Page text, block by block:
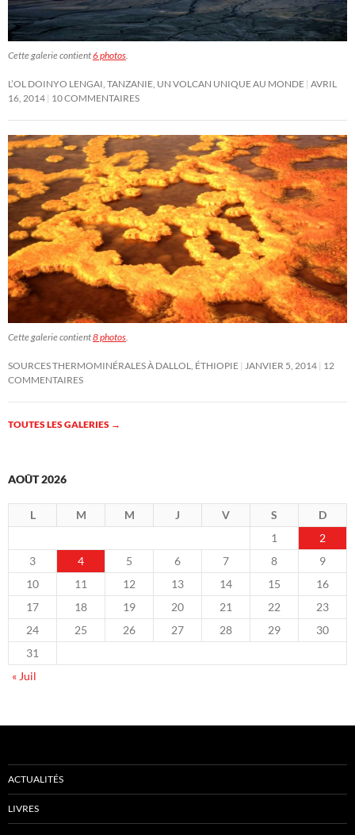
Cette galerie contient6 photos.
L’OL DOINYO LENGAI, TANZANIE, UN VOLCAN UNIQUE AU MONDE AVRIL
16, 2014 10 COMMENTAIRES
Cette galerie contient8 photos.
SOURCES THERMOMINÉRALES À DALLOL, ÉTHIOPIE JANVIER 5, 2014 12
COMMENTAIRES
TOUTES LES GALERIES →
AOÛT 2026
L M M J V S
D
1
2
3
4 5 6 7 8
9
10
11 12 13 14 15
16
17
18 19 20 21 22
23
24
25 26 27 28 29
30
31
« Juil
ACTUALITÉS
LIVRES